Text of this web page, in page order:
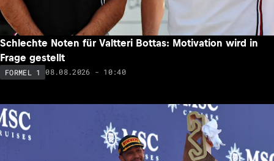
Schlechte Noten für Valtteri Bottas: Motivation wird in
Frage gestellt
FORMEL 1 08.08.2026 - 10:40